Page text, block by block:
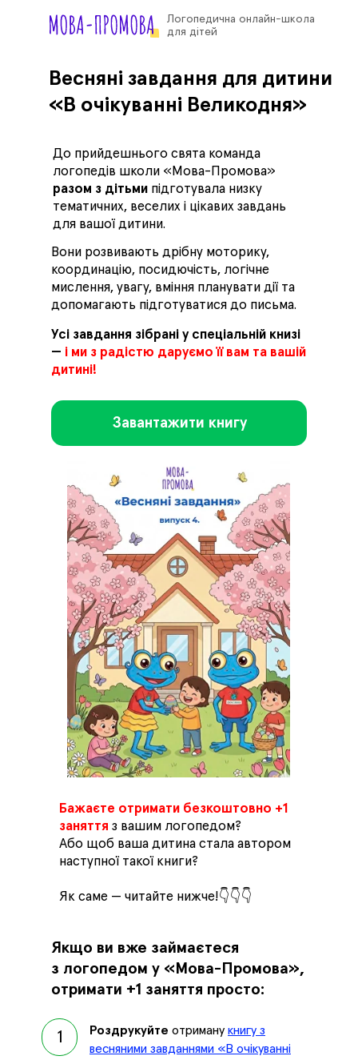
Весняні завдання для дитини
«В очікуванні Великодня»
До прийдешнього свята команда
логопедів школи «Мова-Промова»
разом з дітьми підготувала низку
тематичних, веселих і цікавих завдань
для вашої дитини.
Завантажити книгу
Вони розвивають дрібну моторику,
координацію, посидючість, логічне
мислення, увагу, вміння планувати дії та
допомагають підготуватися до письма.
Усі завдання зібрані у спеціальній книзі
— і ми з радістю даруємо її вам та вашій
дитині!
Бажаєте отримати безкоштовно +1
заняття з вашим логопедом?
Або щоб ваша дитина стала автором
наступної такої книги?
Як саме — читайте нижче!👇👇👇
Логопедична онлайн-школа
для дітей
Якщо ви вже займаєтеся
з логопедом у «Мова-Промова»,
отримати +1 заняття просто:
Роздрукуйте отриману книгу з
весняними завданнями «В очікуванні
1